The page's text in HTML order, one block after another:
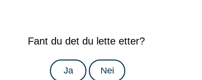
Fant du det du lette etter?
Ja Nei